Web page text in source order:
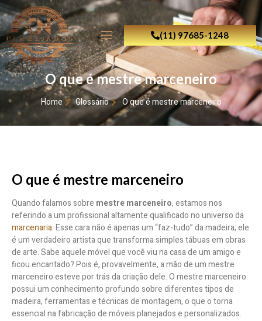
(11) 97685-1248
O que é mestre marceneiro
Home Glossário O que é mestre marceneiro
O que é mestre marceneiro
Quando falamos sobre mestre marceneiro, estamos nos
referindo a um profissional altamente qualificado no universo da
marcenaria. Esse cara não é apenas um “faz-tudo” da madeira; ele
é um verdadeiro artista que transforma simples tábuas em obras
de arte. Sabe aquele móvel que você viu na casa de um amigo e
ficou encantado? Pois é, provavelmente, a mão de um mestre
marceneiro esteve por trás da criação dele. O mestre marceneiro
possui um conhecimento profundo sobre diferentes tipos de
madeira, ferramentas e técnicas de montagem, o que o torna
essencial na fabricação de móveis planejados e personalizados.